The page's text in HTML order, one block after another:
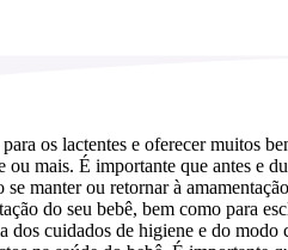
os lactentes e oferecer muitos
mais. É importante que antes e
manter ou retornar à
do seu bebê, bem como para
dos cuidados de higiene e do